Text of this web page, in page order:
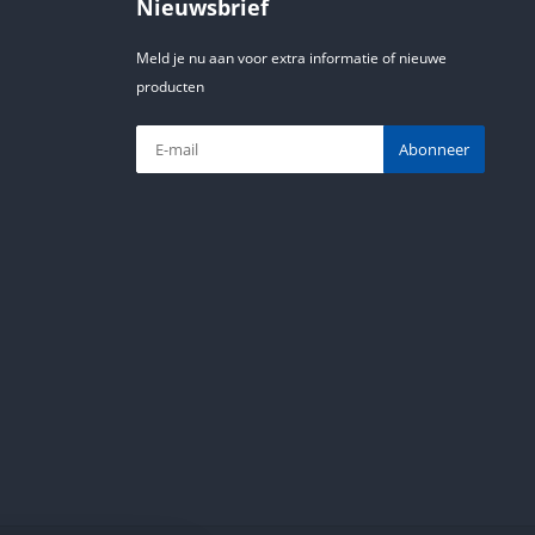
Nieuwsbrief
Meld je nu aan voor extra informatie of nieuwe
producten
Abonneer